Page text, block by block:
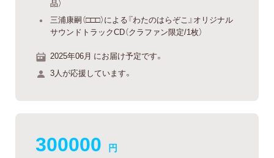
品）
三浦康嗣（□□□）による『わたのはらぞこ』オリジナル
サウンドトラックCD（クラファン限定/1枚）
2025年06月 にお届け予定です。
3人が応援しています。
300000 円